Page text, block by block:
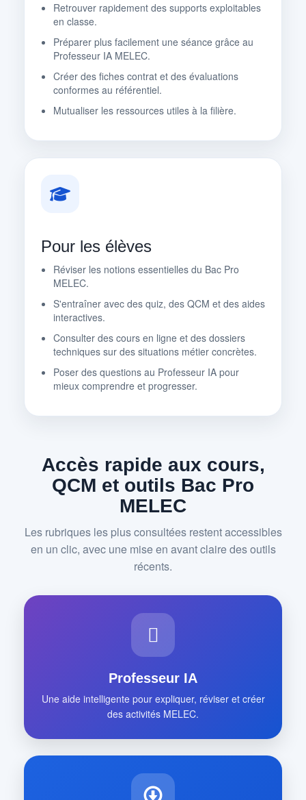
Retrouver rapidement des supports exploitables
en classe.
Préparer plus facilement une séance grâce au
Professeur IA MELEC.
Créer des fiches contrat et des évaluations
conformes au référentiel.
Mutualiser les ressources utiles à la filière.
Pour les élèves
Réviser les notions essentielles du Bac Pro
MELEC.
S'entraîner avec des quiz, des QCM et des aides
interactives.
Consulter des cours en ligne et des dossiers
techniques sur des situations métier concrètes.
Poser des questions au Professeur IA pour
mieux comprendre et progresser.
Accès rapide aux cours,
QCM et outils Bac Pro
MELEC
Les rubriques les plus consultées restent accessibles
en un clic, avec une mise en avant claire des outils
récents.
Professeur IA
Une aide intelligente pour expliquer, réviser et créer
des activités MELEC.